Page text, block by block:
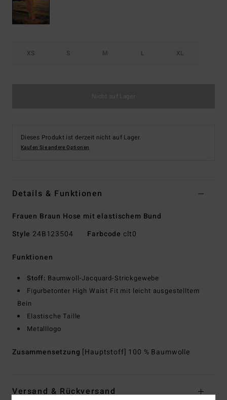
XS S M L XL
Dieses Produkt ist derzeit nicht auf Lager.
Kaufen Sie andere Optionen
Details & Funktionen
Frauen Braun Hose mit elastischem Bund
Style 24B123504 Farbcode clt0
Funktionen
Stoff: Baumwoll-Jacquard-Strickgewebe
Figurbetonter High Waist Fit mit leicht ausgestelltem
Bein
Elastische Taille
Metalllogo
Zusammensetzung [Hauptstoff] 100 % Baumwolle
Versand & Rückversand